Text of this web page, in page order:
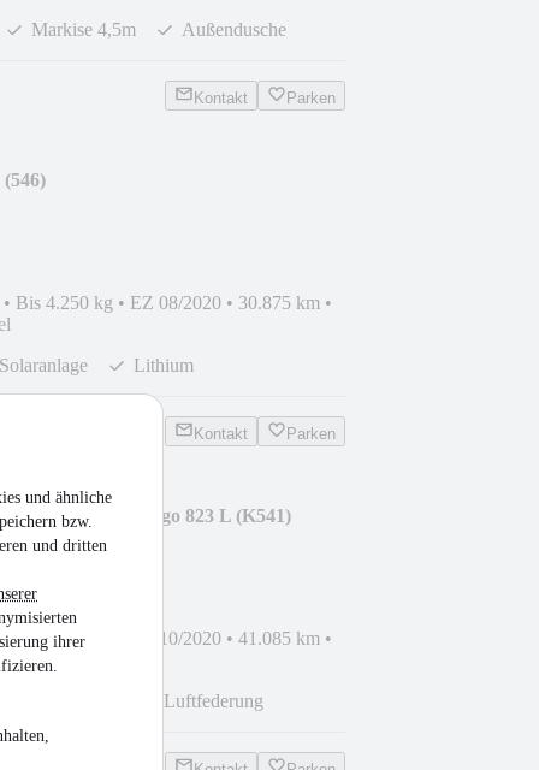
und ähnliche
bzw.
und dritten
ihrer
Markise 4,5m Außendusche
Kontakt Parken
• Bis 4.250 kg • EZ 08/2020 • 30.875 km •
Solaranlage Lithium
Kontakt Parken
800 MB Atego 823 L (K541)
•Bis 7.490 kg EZ 10/2020 • 41.085 km •
Luftfederung